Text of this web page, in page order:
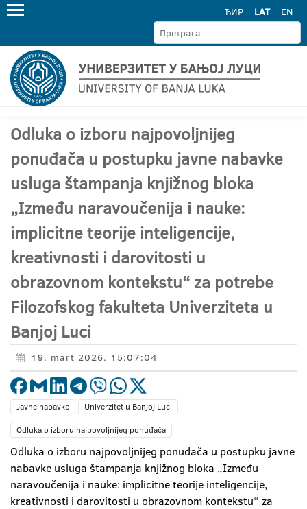
ЋИР LAT EN
Odluka o izboru najpovoljnijeg
ponuđača u postupku javne nabavke
usluga štampanja knjižnog bloka
„Između naravoučenija i nauke:
implicitne teorije inteligencije,
kreativnosti i darovitosti u
obrazovnom kontekstu“ za potrebe
Filozofskog fakulteta Univerziteta u
Banjoj Luci
19. mart 2026. 15:07:04
Javne nabavke
Univerzitet u Banjoj Luci
Odluka o izboru najpovoljnijeg ponuđača
Odluka o izboru najpovoljnijeg ponuđača u postupku javne
nabavke usluga štampanja knjižnog bloka „Između
naravoučenija i nauke: implicitne teorije inteligencije,
kreativnosti i darovitosti u obrazovnom kontekstu“ za